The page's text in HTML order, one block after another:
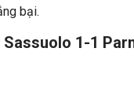
bại.
Sassuolo 1-1